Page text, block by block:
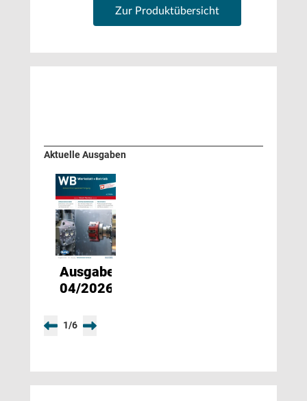
Zur Produktübersicht
Aktuelle Ausgaben
Ausgabe
04/2026
1/6